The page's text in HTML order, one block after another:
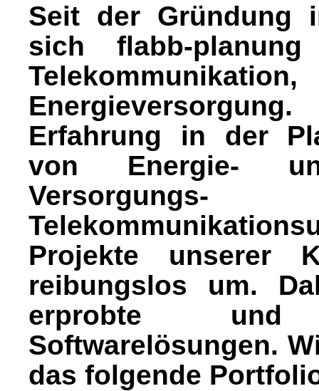
Seit der Gründung
sich flabb-
Erfahrung in der
von Energie-
Projekte unserer
reibungslos um.
erprobte und
Softwarelösungen.
das folgende